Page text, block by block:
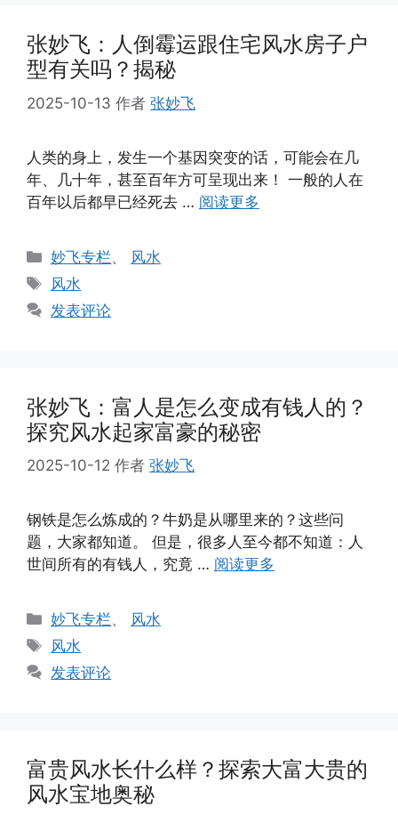
张妙飞：人倒霉运跟住宅风水房子户
型有关吗？揭秘
2025-10-13 作者 张妙飞
人类的身上，发生一个基因突变的话，可能会在几
年、几十年，甚至百年方可呈现出来！ 一般的人在
百年以后都早已经死去 … 阅读更多
分
类
妙飞专栏、 风水
标
签
风水
发表评论
张妙飞：富人是怎么变成有钱人的？
探究风水起家富豪的秘密
2025-10-12 作者 张妙飞
钢铁是怎么炼成的？牛奶是从哪里来的？这些问
题，大家都知道。 但是，很多人至今都不知道：人
世间所有的有钱人，究竟 … 阅读更多
分
类
妙飞专栏、 风水
标
签
风水
发表评论
富贵风水长什么样？探索大富大贵的
风水宝地奥秘